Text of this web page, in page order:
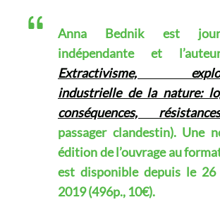
Anna Bednik est
indépendante et
Extractivisme,
industrielle de la nature:
conséquences, résistances
passager clandestin). Une
édition de l’ouvrage au
est disponible depuis le
2019 (496p., 10€).